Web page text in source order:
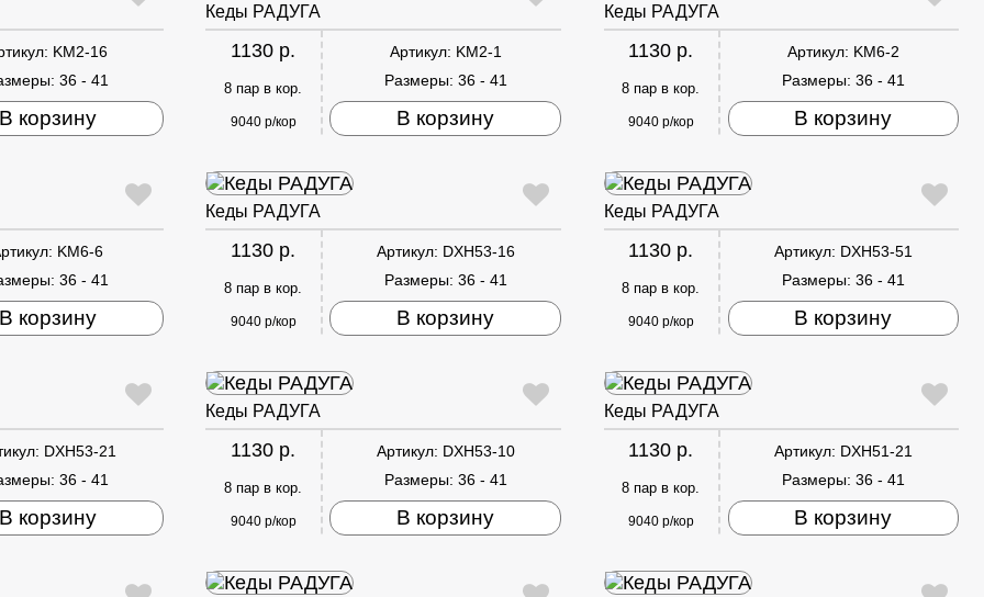
KM2-16
36 - 41
В корзину
Кеды РАДУГА
1130 р.
8 пар в кор.
9040 р/кор
Артикул: KM2-1
Размеры: 36 - 41
В корзину
Кеды РАДУГА
1130 р.
8 пар в кор.
9040 р/кор
Артикул: KM6-2
Размеры: 36 - 41
В корзину
KM6-6
36 - 41
В корзину
Кеды РАДУГА
1130 р.
8 пар в кор.
9040 р/кор
Артикул: DXH53-16
Размеры: 36 - 41
В корзину
Кеды РАДУГА
1130 р.
8 пар в кор.
9040 р/кор
Артикул: DXH53-51
Размеры: 36 - 41
В корзину
DXH53-21
36 - 41
В корзину
Кеды РАДУГА
1130 р.
8 пар в кор.
9040 р/кор
Артикул: DXH53-10
Размеры: 36 - 41
В корзину
Кеды РАДУГА
1130 р.
8 пар в кор.
9040 р/кор
Артикул: DXH51-21
Размеры: 36 - 41
В корзину